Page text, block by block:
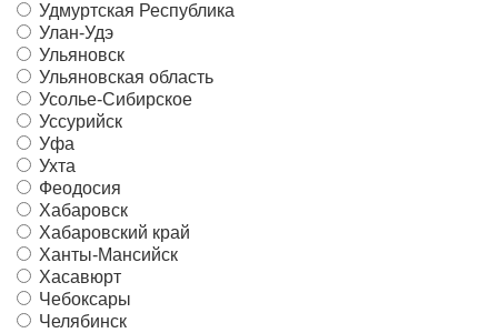
Удмуртская Республика
Улан-Удэ
Ульяновск
Ульяновская область
Усолье-Сибирское
Уссурийск
Уфа
Ухта
Феодосия
Хабаровск
Хабаровский край
Ханты-Мансийск
Хасавюрт
Чебоксары
Челябинск